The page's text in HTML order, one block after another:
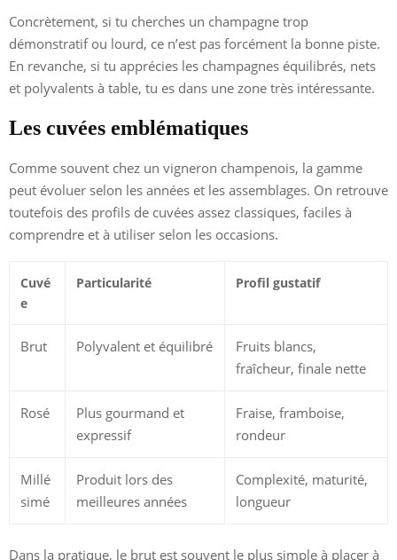
Concrètement, si tu cherches un champagne trop
démonstratif ou lourd, ce n’est pas forcément la bonne piste.
En revanche, si tu apprécies les champagnes équilibrés, nets
et polyvalents à table, tu es dans une zone très intéressante.
Les cuvées emblématiques
Comme souvent chez un vigneron champenois, la gamme
peut évoluer selon les années et les assemblages. On retrouve
toutefois des profils de cuvées assez classiques, faciles à
comprendre et à utiliser selon les occasions.
Cuvé
e
Particularité Profil gustatif
Brut Polyvalent et équilibré
Fruits blancs,
fraîcheur, finale nette
Rosé
Plus gourmand et
expressif
Fraise, framboise,
rondeur
Millé
simé
Produit lors des
meilleures années
Complexité, maturité,
longueur
Dans la pratique, le brut est souvent le plus simple à placer à